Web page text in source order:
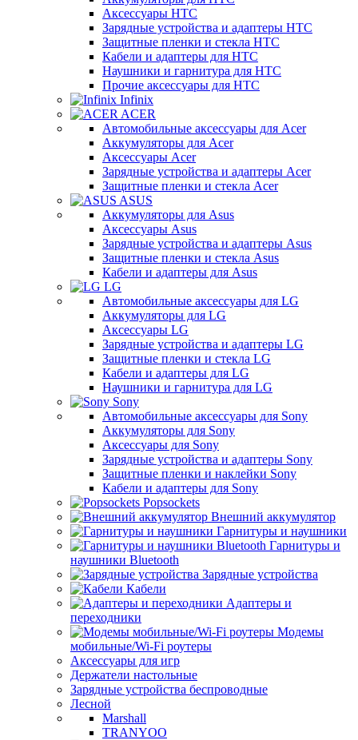
Аксессуары HTC
Зарядные устройства и адаптеры HTC
Защитные пленки и стекла HTC
Кабели и адаптеры для HTC
Наушники и гарнитура для HTC
Прочие аксессуары для HTC
Infinix
ACER
Автомобильные аксессуары для Acer
Аккумуляторы для Acer
Аксессуары Acer
Зарядные устройства и адаптеры Acer
Защитные пленки и стекла Acer
ASUS
Аккумуляторы для Asus
Аксессуары Asus
Зарядные устройства и адаптеры Asus
Защитные пленки и стекла Asus
Кабели и адаптеры для Asus
LG
Автомобильные аксессуары для LG
Аккумуляторы для LG
Аксессуары LG
Зарядные устройства и адаптеры LG
Защитные пленки и стекла LG
Кабели и адаптеры для LG
Наушники и гарнитура для LG
Sony
Автомобильные аксессуары для Sony
Аккумуляторы для Sony
Аксессуары для Sony
Зарядные устройства и адаптеры Sony
Защитные пленки и наклейки Sony
Кабели и адаптеры для Sony
Popsockets
Внешний аккумулятор
Гарнитуры и наушники
Гарнитуры и
наушники Bluetooth
Зарядные устройства
Кабели
Адаптеры и
переходники
Модемы
мобильные/Wi-Fi роутеры
Аксессуары для игр
Держатели настольные
Зарядные устройства беспроводные
Лесной
Marshall
TRANYOO